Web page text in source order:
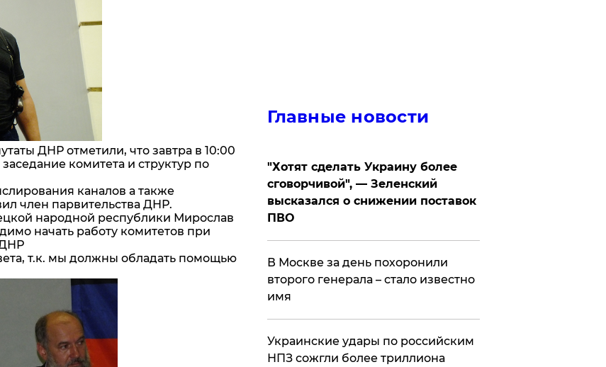
ДНР отметили, что завтра в 10:00
комитета и структур по
каналов а также
член парвительства ДНР.
народной республики Мирослав
начать работу комитетов при
т.к. мы должны обладать помощью
Главные новости
​"Хотят сделать Украину более
сговорчивой", — Зеленский
высказался о снижении поставок
ПВО
В Москве за день похоронили
второго генерала – стало известно
имя
Украинские удары по российским
НПЗ сожгли более триллиона